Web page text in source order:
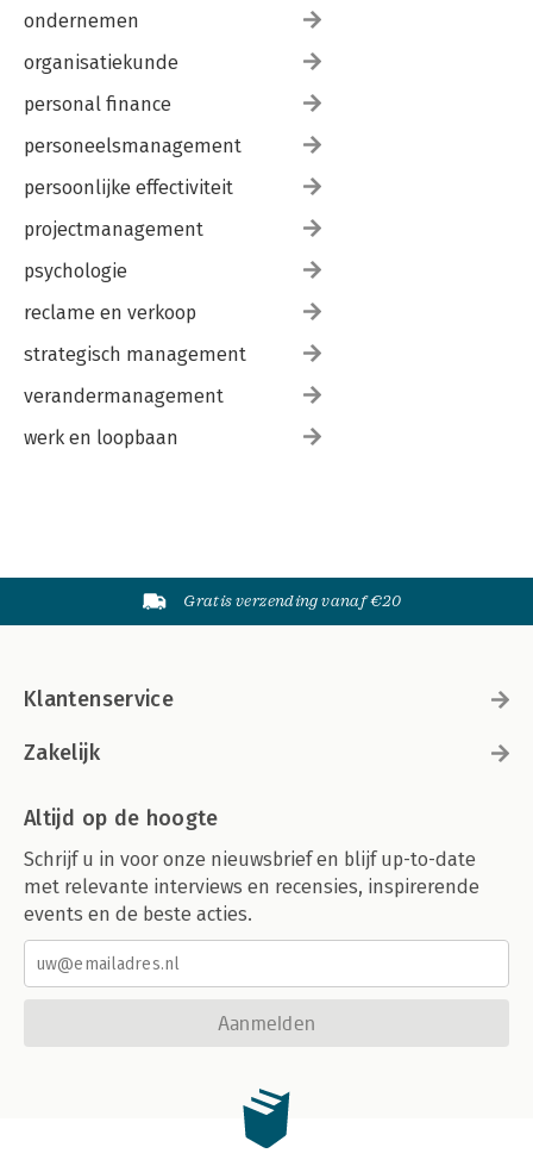
ondernemen
organisatiekunde
personal finance
personeelsmanagement
persoonlijke effectiviteit
projectmanagement
psychologie
reclame en verkoop
strategisch management
verandermanagement
werk en loopbaan
Gratis verzending vanaf €20
Klantenservice
Zakelijk
Altijd op de hoogte
Schrijf u in voor onze nieuwsbrief en blijf up-to-date
met relevante interviews en recensies, inspirerende
events en de beste acties.
Aanmelden